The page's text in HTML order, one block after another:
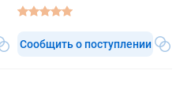
Сообщить о поступлении